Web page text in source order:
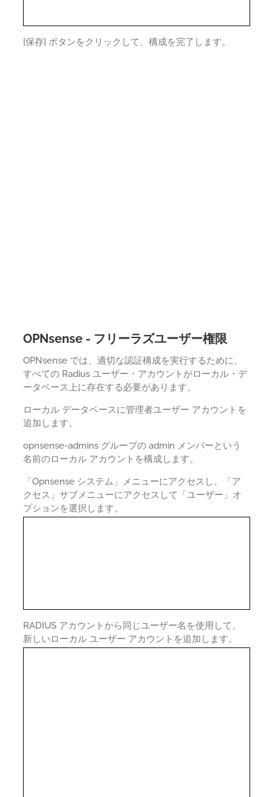
[保存] ボタンをクリックして、構成を完了します。
OPNsense - フリーラズユーザー権限
OPNsense では、適切な認証構成を実行するために、
すべての Radius ユーザー・アカウントがローカル・デ
ータベース上に存在する必要があります。
ローカル データベースに管理者ユーザー アカウントを
追加します。
opnsense-admins グループの admin メンバーという
名前のローカル アカウントを構成します。
「Opnsense システム」メニューにアクセスし、「ア
クセス」サブメニューにアクセスして「ユーザー」オ
プションを選択します。
RADIUS アカウントから同じユーザー名を使用して、
新しいローカル ユーザー アカウントを追加します。